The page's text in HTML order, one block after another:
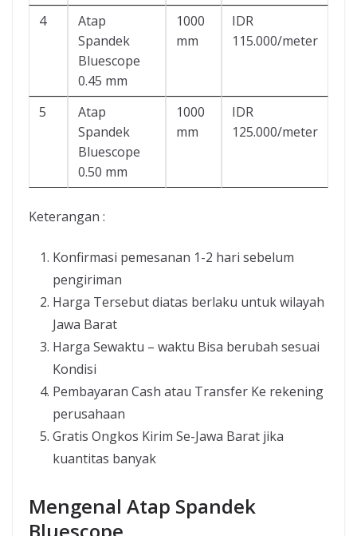
4
Atap
Spandek
Bluescope
0.45 mm
1000
mm
IDR
115.000/meter
5
Atap
Spandek
Bluescope
0.50 mm
1000
mm
IDR
125.000/meter
Keterangan :
Konfirmasi pemesanan 1-2 hari sebelum
pengiriman
Harga Tersebut diatas berlaku untuk wilayah
Jawa Barat
Harga Sewaktu – waktu Bisa berubah sesuai
Kondisi
Pembayaran Cash atau Transfer Ke rekening
perusahaan
Gratis Ongkos Kirim Se-Jawa Barat jika
kuantitas banyak
Mengenal Atap Spandek